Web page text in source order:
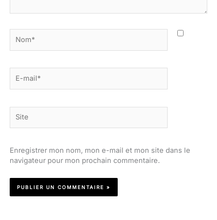
mail*
Enregistrer mon nom, mon e-mail et mon site dans le
navigateur pour mon prochain commentaire.